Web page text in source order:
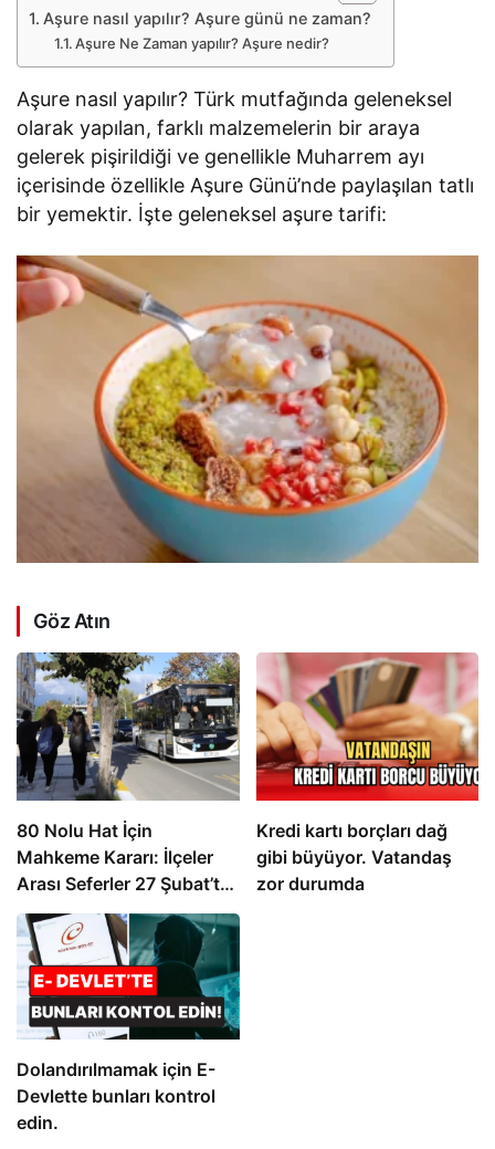
Aşure nasıl yapılır? Aşure günü ne zaman?
Aşure Ne Zaman yapılır? Aşure nedir?
Aşure nasıl yapılır? Türk mutfağında geleneksel
olarak yapılan, farklı malzemelerin bir araya
gelerek pişirildiği ve genellikle Muharrem ayı
içerisinde özellikle Aşure Günü’nde paylaşılan tatlı
bir yemektir. İşte geleneksel aşure tarifi:
Göz Atın
80 Nolu Hat İçin
Mahkeme Kararı: İlçeler
Arası Seferler 27 Şubat’ta
Sona Eriyor
Kredi kartı borçları dağ
gibi büyüyor. Vatandaş
zor durumda
Dolandırılmamak için E-
Devlette bunları kontrol
edin.